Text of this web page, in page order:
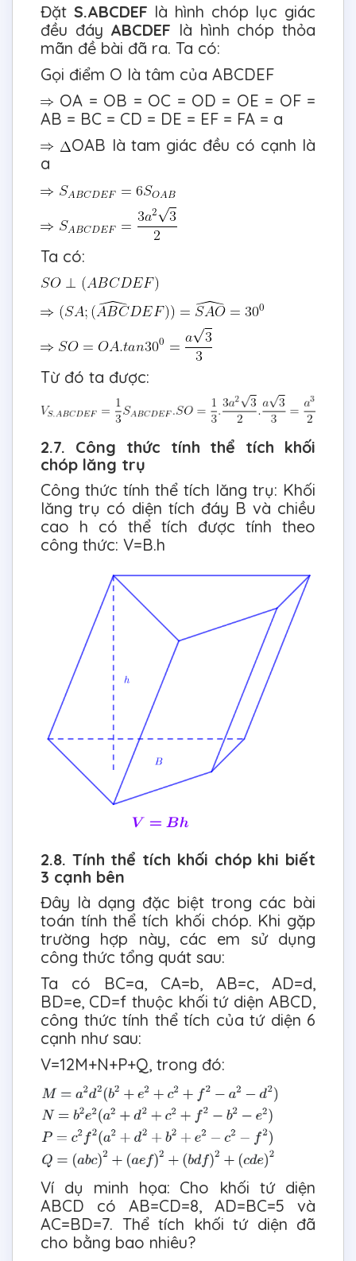
Đặt S.ABCDEF là hình chóp lục giác
đều đáy ABCDEF là hình chóp thỏa
mãn đề bài đã ra. Ta có:
Gọi điểm O là tâm của ABCDEF
OA = OB = OC = OD = OE = OF =
AB = BC = CD = DE = EF = FA = a
OAB là tam giác đều có cạnh là
a
Ta có:
Từ đó ta được:
2.7. Công thức tính thể tích khối
chóp lăng trụ
Công thức tính thể tích lăng trụ: Khối
lăng trụ có diện tích đáy B và chiều
cao h có thể tích được tính theo
công thức: V=B.h
2.8. Tính thể tích khối chóp khi biết
3 cạnh bên
Đây là dạng đặc biệt trong các bài
toán tính thể tích khối chóp. Khi gặp
trường hợp này, các em sử dụng
công thức tổng quát sau:
Ta có BC=a, CA=b, AB=c, AD=d,
BD=e, CD=f thuộc khối tứ diện ABCD,
công thức tính thể tích của tứ diện 6
cạnh như sau:
V=12M+N+P+Q, trong đó:
Ví dụ minh họa: Cho khối tứ diện
ABCD có AB=CD=8, AD=BC=5 và
AC=BD=7. Thể tích khối tứ diện đã
cho bằng bao nhiêu?